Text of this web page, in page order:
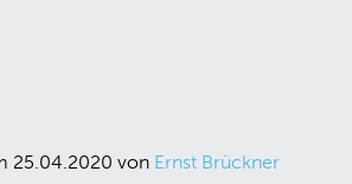
25.04.2020 von Ernst Brückner